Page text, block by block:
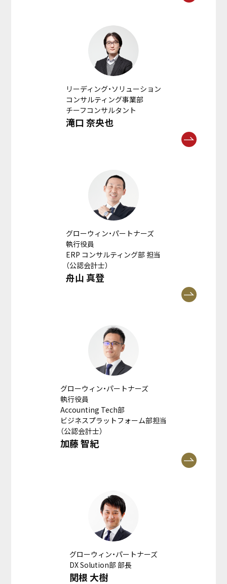
リーディング・ソリューション
コンサルティング事業部
チーフコンサルタント
滝口 奈央也
グローウィン・パートナーズ
執行役員
ERP コンサルティング部 担当
（公認会計士）
舟山 真登
グローウィン・パートナーズ
執行役員
Accounting Tech部
ビジネスプラットフォーム部担当
（公認会計士）
加藤 智紀
グローウィン・パートナーズ
DX Solution部 部長
関根 大樹